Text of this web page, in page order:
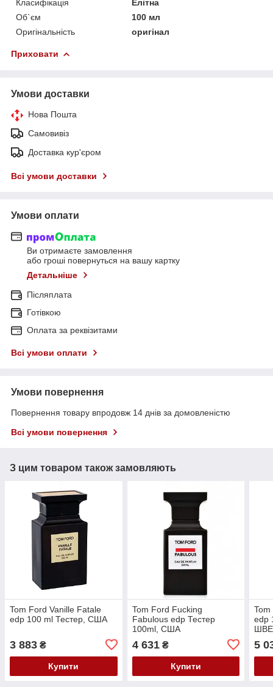
Класифікація
Елітна
Об`єм
100 мл
Оригінальність
оригінал
Приховати
Умови доставки
Нова Пошта
Самовивіз
Доставка кур'єром
Всі умови доставки
Умови оплати
Ви отримаєте замовлення
або гроші повернуться на вашу картку
Детальніше
Післяплата
Готівкою
Оплата за реквізитами
Всі умови оплати
Умови повернення
Повернення товару впродовж 14 днів за домовленістю
Всі умови повернення
З цим товаром також замовляють
Tom Ford Vanille Fatale
edp 100 ml Тестер, США
3 883 ₴
Купити
Tom Ford Fucking
Fabulous edp Тестер
100ml, США
4 631₴
Купити
edp
5